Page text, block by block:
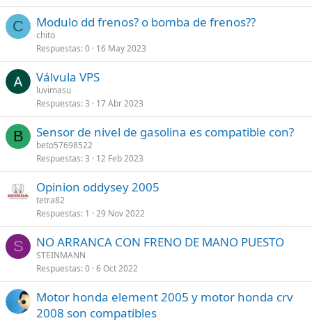
C Modulo dd frenos? o bomba de frenos??
chito
Respuestas 0 16 May 2023
Válvula VPS
luvimasu
Respuestas 3 17 Abr 2023
B Sensor de nivel de gasolina es compatible con?
beto57698522
Respuestas 3 12 Feb 2023
Opinion oddysey 2005
tetra82
Respuestas 1 29 Nov 2022
S NO ARRANCA CON FRENO DE MANO PUESTO
STEINMANN
Respuestas 0 6 Oct 2022
Motor honda element 2005 y motor honda crv
2008 son compatibles